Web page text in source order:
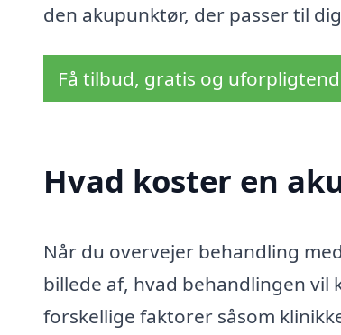
den akupunktør, der passer til
Få tilbud, gratis og
Hvad koster en
Når du overvejer behandling
billede af, hvad behandlingen
forskellige faktorer såsom